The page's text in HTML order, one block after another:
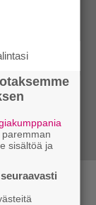
sisältöä ja